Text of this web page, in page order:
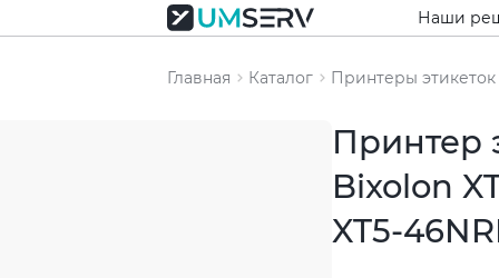
Наши
Главная Каталог Принтеры этикеток
Принтер
Bixolon
XT5-